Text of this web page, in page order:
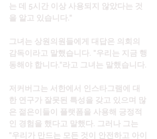
는 데 5시간 이상 사용되지 않았다는 것
을 알고 있습니다."
그녀는 상원의원들에게 대답은 의회의
감독이라고 말했습니다. "우리는 지금 행
동해야 합니다."라고 그녀는 말했습니다.
저커버그는 서한에서 인스타그램에 대
한 연구가 잘못된 특성을 갖고 있으며 많
은 젊은이들이 플랫폼을 사용해 긍정적
인 경험을 했다고 말했다. 그러나 그는
"우리가 만드는 모든 것이 안전하고 아이